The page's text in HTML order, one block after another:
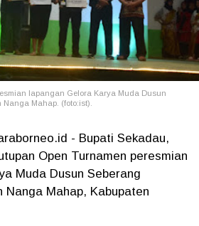
lapangan Gelora Karya Muda Dusun
Mahap. (foto:ist).
- Bupati Sekadau,
Open Turnamen peresmian
Muda Dusun Seberang
Nanga Mahap, Kabupaten